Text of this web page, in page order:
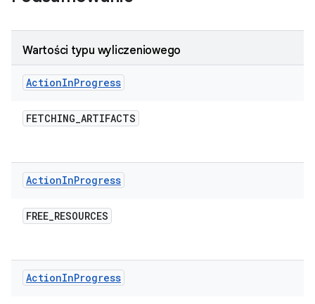
Wartości typu wyliczeniowego
ActionInProgress
FETCHING_ARTIFACTS
ActionInProgress
FREE_RESOURCES
ActionInProgress